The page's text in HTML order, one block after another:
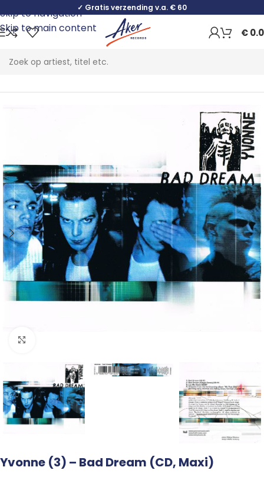
Skip to navigation
Skip to main content
✓ Gratis verzending v.a. € 60
€
Home Rock
Yvonne (3) – Bad Dream (CD, Maxi)